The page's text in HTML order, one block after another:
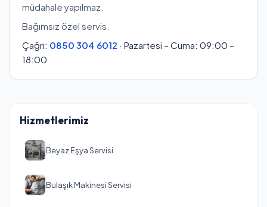
müdahale yapılmaz.
Bağımsız özel servis.
Çağrı: 0850 304 6012 · Pazartesi – Cuma: 09:00 –
18:00
Hizmetlerimiz
Beyaz Eşya Servisi
Bulaşık Makinesi Servisi